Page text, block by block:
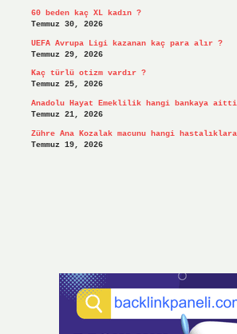
60 beden kaç XL kadın ?
Temmuz 30, 2026
UEFA Avrupa Ligi kazanan kaç para alır ?
Temmuz 29, 2026
Kaç türlü otizm vardır ?
Temmuz 25, 2026
Anadolu Hayat Emeklilik hangi bankaya
Temmuz 21, 2026
Zühre Ana Kozalak macunu hangi
Temmuz 19, 2026